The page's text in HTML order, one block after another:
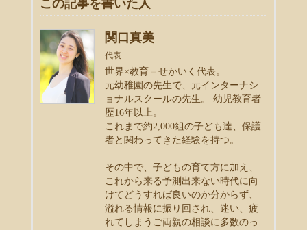
この記事を書いた人
関口真美
代表
世界×教育＝せかいく代表。
元幼稚園の先生で、元インターナシ
ョナルスクールの先生。 幼児教育者
歴16年以上。
これまで約2,000組の子ども達、保護
者と関わってきた経験を持つ。
その中で、子どもの育て方に加え、
これから来る予測出来ない時代に向
けてどうすれば良いのか分からず、
溢れる情報に振り回され、迷い、疲
れてしまうご両親の相談に多数のっ